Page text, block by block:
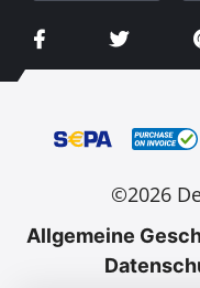
©2026
Allgemeine